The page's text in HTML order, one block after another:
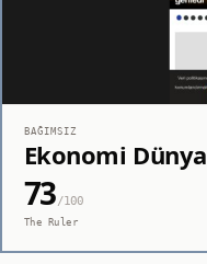
BAĞIMSIZ
Ekonomi Dünya
73/100
The Ruler